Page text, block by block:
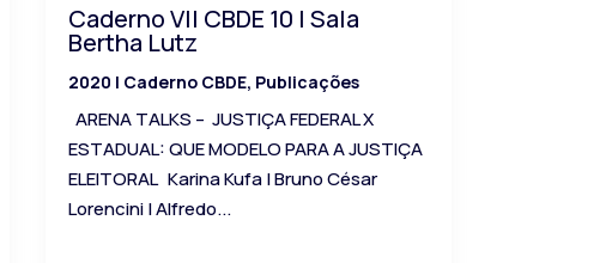
Caderno VII CBDE 10 | Sala
Bertha Lutz
2020 | Caderno CBDE, Publicações
ARENA TALKS – JUSTIÇA FEDERAL X
ESTADUAL: QUE MODELO PARA A JUSTIÇA
ELEITORAL Karina Kufa | Bruno César
Lorencini | Alfredo...